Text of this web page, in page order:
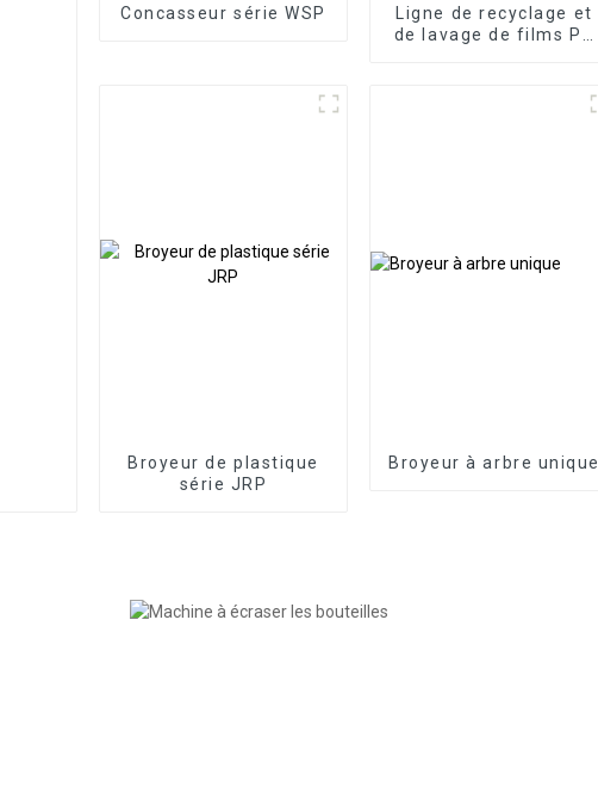
Concasseur série WSP
Ligne de recyclage et
de lavage de films PP
Broyeur de plastique
série JRP
Broyeur à arbre unique